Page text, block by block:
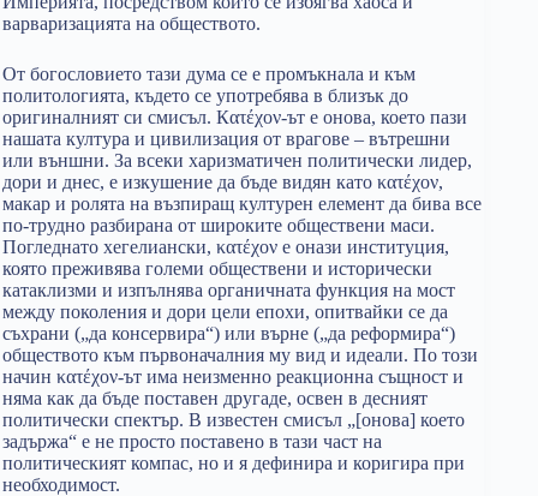
варваризацията на обществото.
От богословието тази дума се е промъкнала и към
политологията, където се употребява в близък до
оригиналният си смисъл. Кατέχον-ът е онова, което пази
нашата култура и цивилизация от врагове – вътрешни
или външни. За всеки харизматичен политически лидер,
дори и днес, е изкушение да бъде видян като κατέχον,
макар и ролята на възпиращ културен елемент да бива все
по-трудно разбирана от широките обществени маси.
Погледнато хегелиански, κατέχον е онази институция,
която преживява големи обществени и исторически
катаклизми и изпълнява органичната функция на мост
между поколения и дори цели епохи, опитвайки се да
съхрани („да консервира“) или върне („да реформира“)
обществото към първоначалния му вид и идеали. По този
начин κατέχον-ът има неизменно реакционна същност и
няма как да бъде поставен другаде, освен в десният
политически спектър. В известен смисъл „[онова] което
задържа“ е не просто поставено в тази част на
политическият компас, но и я дефинира и коригира при
необходимост.